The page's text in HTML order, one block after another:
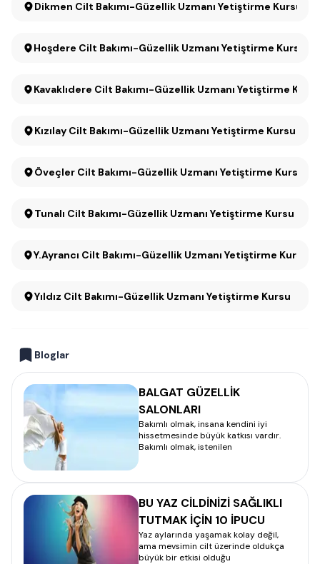
Dikmen Cilt Bakımı-Güzellik Uzmanı Yetiştirme Kursu
Hoşdere Cilt Bakımı-Güzellik Uzmanı Yetiştirme Kursu
Kavaklıdere Cilt Bakımı-Güzellik Uzmanı Yetiştirme
Kızılay Cilt Bakımı-Güzellik Uzmanı Yetiştirme Kursu
Öveçler Cilt Bakımı-Güzellik Uzmanı Yetiştirme Kursu
Tunalı Cilt Bakımı-Güzellik Uzmanı Yetiştirme Kursu
Y.Ayrancı Cilt Bakımı-Güzellik Uzmanı Yetiştirme Kursu
Yıldız Cilt Bakımı-Güzellik Uzmanı Yetiştirme Kursu
Bloglar
BALGAT GÜZELLİK
SALONLARI
Bakımlı olmak, insana kendini iyi
hissetmesinde büyük katkısı vardır.
Bakımlı olmak, istenilen
BU YAZ CİLDİNİZİ SAĞLIKLI
TUTMAK İÇİN 10 İPUCU
Yaz aylarında yaşamak kolay değil,
ama mevsimin cilt üzerinde oldukça
büyük bir etkisi olduğu